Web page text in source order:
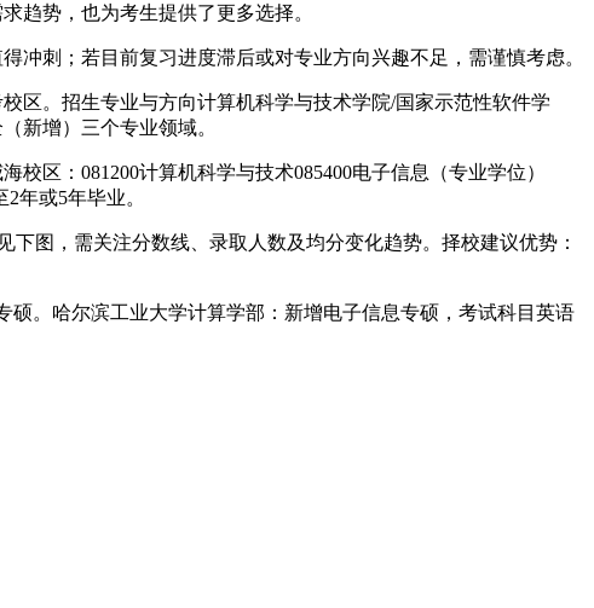
趋势，也为考生提供了更多选择。
刺；若目前复习进度滞后或对专业方向兴趣不足，需谨慎考虑。
区。招生专业与方向计算机科学与技术学院/国家示范性软件学
新增）三个专业领域。
区：081200计算机科学与技术085400电子信息（专业学位）
年或5年毕业。
下图，需关注分数线、录取人数及均分变化趋势。择校建议优势：
。哈尔滨工业大学计算学部：新增电子信息专硕，考试科目英语